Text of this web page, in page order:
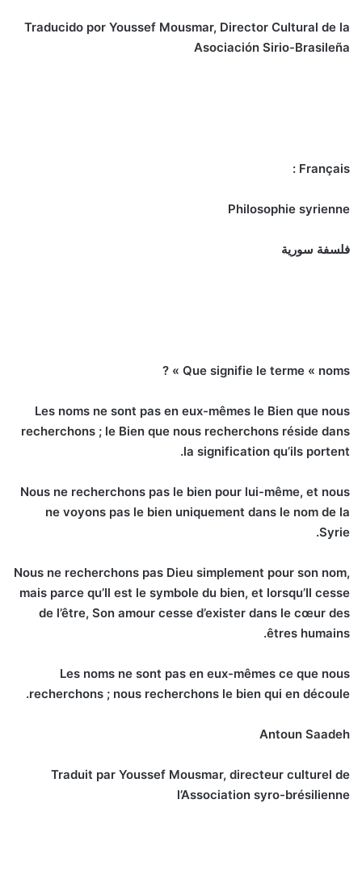
Traducido por Youssef Mousmar, Director Cultural de la
Asociación Sirio-Brasileña
Français :
Philosophie syrienne
فلسفة سورية
Que signifie le terme « noms » ?
Les noms ne sont pas en eux-mêmes le Bien que nous
recherchons ; le Bien que nous recherchons réside dans
la signification qu’ils portent.
Nous ne recherchons pas le bien pour lui-même, et nous
ne voyons pas le bien uniquement dans le nom de la
Syrie.
Nous ne recherchons pas Dieu simplement pour son nom,
mais parce qu’Il ​​est le symbole du bien, et lorsqu’Il ​​cesse
de l’être, Son amour cesse d’exister dans le cœur des
êtres humains.
Les noms ne sont pas en eux-mêmes ce que nous
recherchons ; nous recherchons le bien qui en découle.
Antoun Saadeh
Traduit par Youssef Mousmar, directeur culturel de
l’Association syro-brésilienne